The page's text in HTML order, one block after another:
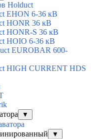
Holduct
EHON 6-36 кВ
HONR 36 кВ
HONR-S 36 кВ
HOIO 6-36 кВ
EUROBAR 600-
HIGH CURRENT HDS
▼
▼